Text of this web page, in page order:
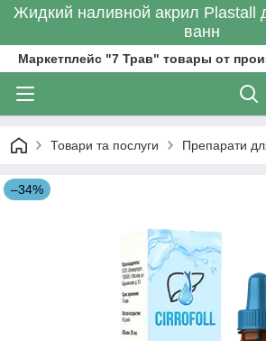
Жидкий наливной акрил Plastall
ванн
Маркетплейс "7 Трав" товары от
Товари та послуги Препарати
–34%